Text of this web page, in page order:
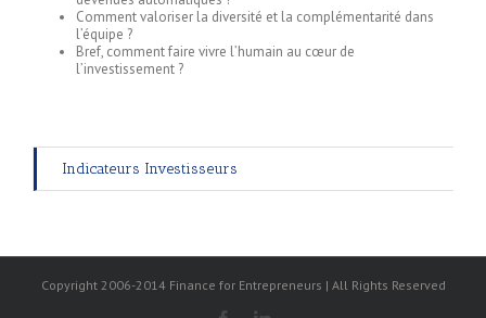
Comment valoriser la diversité et la complémentarité dans
l’équipe ?
Bref, comment faire vivre l’humain au cœur de
l’investissement ?
Indicateurs Investisseurs
Copyright 2006-2014 Finance for Entrepreneurs | All Rights Reserved